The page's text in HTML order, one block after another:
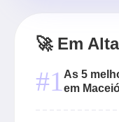
🚀 Em Alta
#1As 5
em